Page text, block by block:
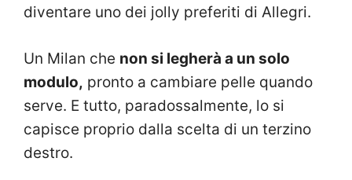
diventare uno dei jolly preferiti di Allegri.
Un Milan che non si legherà a un solo
modulo, pronto a cambiare pelle quando
serve. E tutto, paradossalmente, lo si
capisce proprio dalla scelta di un terzino
destro.